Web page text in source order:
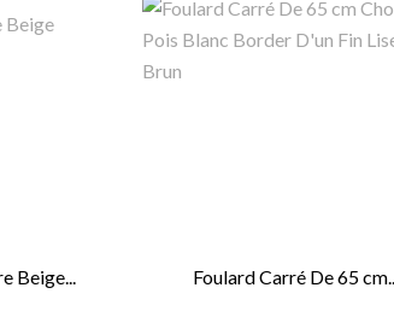
Beige... Foulard Carré De 65